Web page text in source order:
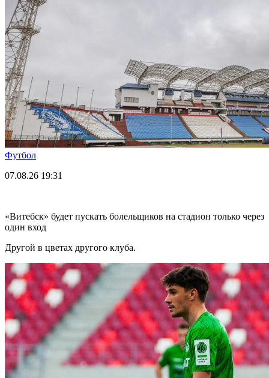
Футбол
07.08.26 19:31
«Витебск» будет пускать болельщиков на стадион только через
один вход
Другой в цветах другого клуба.